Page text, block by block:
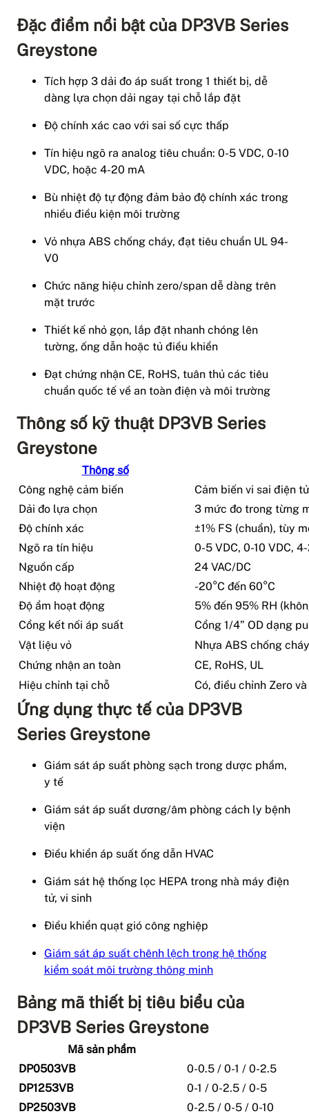
Đặc điểm nổi bật của DP3VB Series
Greystone
Tích hợp 3 dải đo áp suất trong 1 thiết bị, dễ
dàng lựa chọn dải ngay tại chỗ lắp đặt
Độ chính xác cao với sai số cực thấp
Tín hiệu ngõ ra analog tiêu chuẩn: 0-5 VDC, 0-10
VDC, hoặc 4-20 mA
Bù nhiệt độ tự động đảm bảo độ chính xác trong
nhiều điều kiện môi trường
Vỏ nhựa ABS chống cháy, đạt tiêu chuẩn UL 94-
V0
Chức năng hiệu chỉnh zero/span dễ dàng trên
mặt trước
Thiết kế nhỏ gọn, lắp đặt nhanh chóng lên
tường, ống dẫn hoặc tủ điều khiển
Đạt chứng nhận CE, RoHS, tuân thủ các tiêu
chuẩn quốc tế về an toàn điện và môi trường
Thông số kỹ thuật DP3VB Series
Greystone
Thông số
Công nghệ cảm biến
Cảm biến vi sai điện
Dải đo lựa chọn
3 mức đo trong từng
Độ chính xác
±1% FS (chuẩn), tùy
Ngõ ra tín hiệu
0-5 VDC, 0-10 VDC,
Nguồn cấp
24 VAC/DC
Nhiệt độ hoạt động
-20°C đến 60°C
Độ ẩm hoạt động
5% đến 95% RH
Cổng kết nối áp suất
Cổng 1/4” OD dạng
Vật liệu vỏ
Nhựa ABS chống
Chứng nhận an toàn
CE, RoHS, UL
Hiệu chỉnh tại chỗ
Có, điều chỉnh Zero
Ứng dụng thực tế của DP3VB
Series Greystone
Giám sát áp suất phòng sạch trong dược phẩm,
y tế
Giám sát áp suất dương/âm phòng cách ly bệnh
viện
Điều khiển áp suất ống dẫn HVAC
Giám sát hệ thống lọc HEPA trong nhà máy điện
tử, vi sinh
Điều khiển quạt gió công nghiệp
Giám sát áp suất chênh lệch trong hệ thống
kiểm soát môi trường thông minh
Bảng mã thiết bị tiêu biểu của
DP3VB Series Greystone
Mã sản phẩm
DP0503VB
0-0.5 / 0-1 / 0-2.5
DP1253VB
0-1 / 0-2.5 / 0-5
DP2503VB
0-2.5 / 0-5 / 0-10